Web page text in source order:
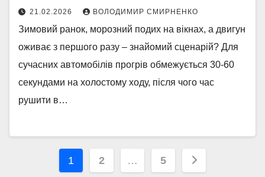
21.02.2026 ВОЛОДИМИР СМИРНЕНКО
Зимовий ранок, морозний подих на вікнах, а двигун
оживає з першого разу – знайомий сценарій? Для
сучасних автомобілів прогрів обмежується 30-60
секундами на холостому ходу, після чого час
рушити в…
Пагінація
1 2 … 5